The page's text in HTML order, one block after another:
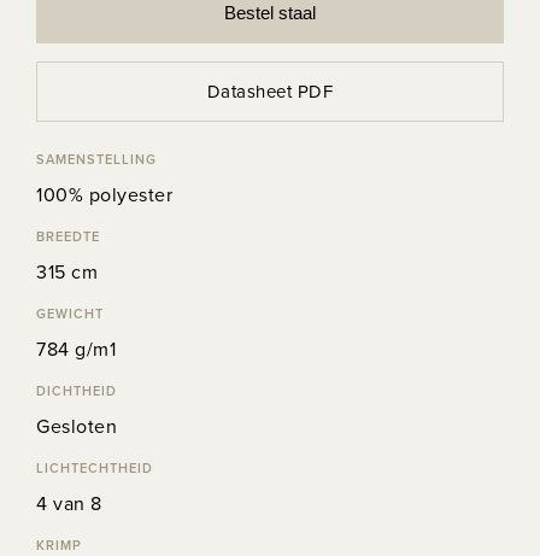
Bestel staal
Datasheet PDF
SAMENSTELLING
100% polyester
BREEDTE
315 cm
GEWICHT
784 g/m1
DICHTHEID
Gesloten
LICHTECHTHEID
4 van 8
KRIMP